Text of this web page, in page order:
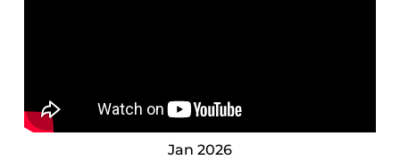
Jan 2026